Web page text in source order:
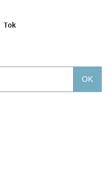
OK